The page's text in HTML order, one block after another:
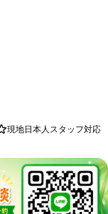
現地日本人スタッフ対応